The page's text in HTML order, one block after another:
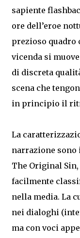
sapiente
ore dell’eroe
prezioso quadro
vicenda si
di discreta
scena che
in principio il
La
narrazione
The Original
facilmente
nella media. La
nei dialoghi
ma con voci